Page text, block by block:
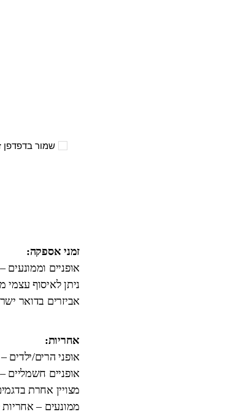
שמור
זמני אספקה:
אופניים וממונעים –
ניתן לאיסוף
אביזרים בדואר ישראל עד 10
אחריות:
אופני הרים/
אופניים
מצויין אחרת
ממונעים – אחריות לשנה